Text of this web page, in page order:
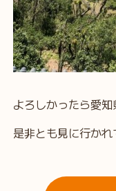
よろしかったら愛
是非とも見に行かれ